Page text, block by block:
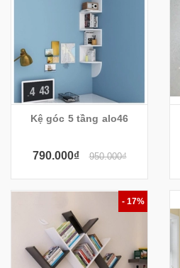
Kệ góc 5 tầng alo46
790.000₫ 950.000₫
- 17%